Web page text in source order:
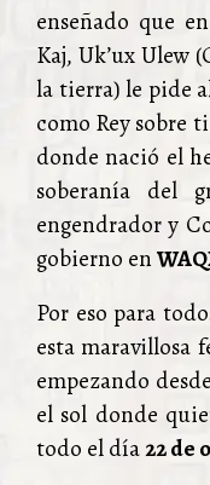
enseñado que en
Kaj, Uk’ux Ulew
la tierra) le pide
como Rey sobre
donde nació el
soberanía del
engendrador y
gobierno en
Por eso para
esta maravillosa
empezando
el sol donde
todo el día22 de